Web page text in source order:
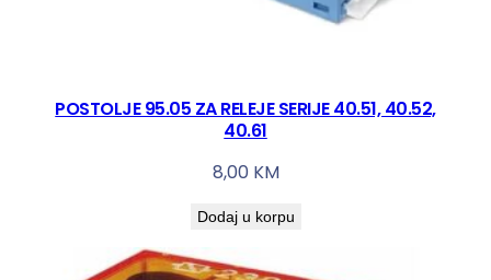
POSTOLJE 95.05 ZA RELEJE SERIJE 40.51, 40.52,
40.61
8,00 KM
Dodaj u korpu